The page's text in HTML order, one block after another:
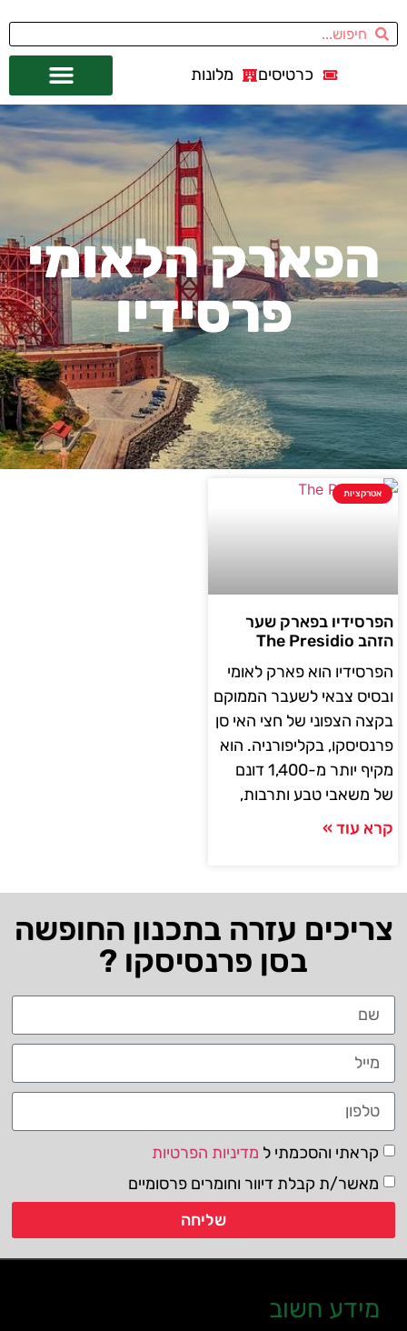
כרטיסים מלונות
הפארק הלאומי
פרסידיו
אטרקציות
הפרסידיו בפארק שער
הזהב The Presidio
הפרסידיו הוא פארק לאומי
ובסיס צבאי לשעבר הממוקם
בקצה הצפוני של חצי האי סן
פרנסיסקו, בקליפורניה. הוא
מקיף יותר מ-1,400 דונם
של משאבי טבע ותרבות,
קרא עוד »
צריכים עזרה בתכנון החופשה
בסן פרנסיסקו ?
קראתי והסכמתי ל מדיניות הפרטיות
מאשר/ת קבלת דיוור וחומרים פרסומיים
שליחה
מידע חשוב